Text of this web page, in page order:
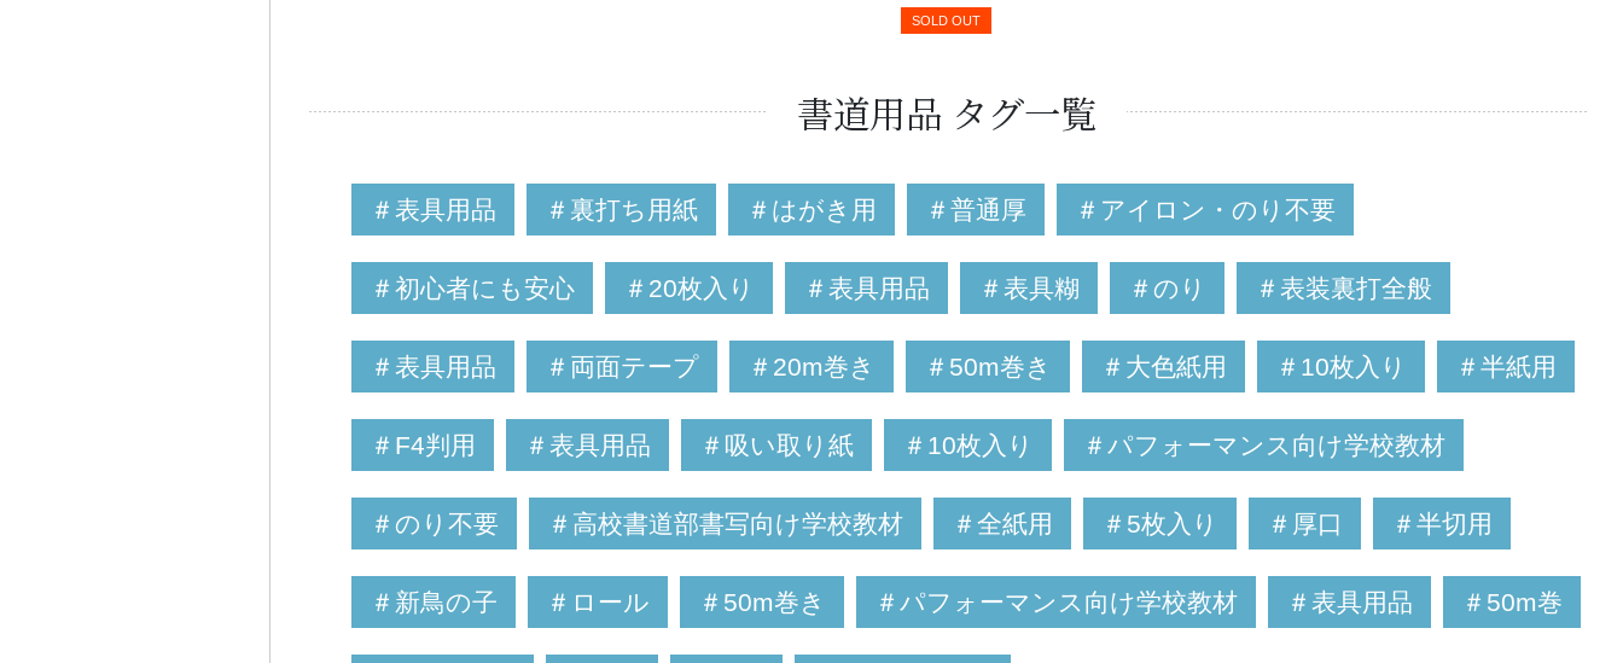
SOLD OUT
書道用品 タグ一覧
＃表具用品 ＃裏打ち用紙 ＃はがき用 ＃普通厚 ＃アイロン・のり不要
＃初心者にも安心 ＃20枚入り ＃表具用品 ＃表具糊 ＃のり ＃表装裏打全般
＃表具用品 ＃両面テープ ＃20m巻き ＃50m巻き ＃大色紙用 ＃10枚入り ＃半紙用
＃F4判用 ＃表具用品 ＃吸い取り紙 ＃10枚入り ＃パフォーマンス向け学校教材
＃のり不要 ＃高校書道部書写向け学校教材 ＃全紙用 ＃5枚入り ＃厚口 ＃半切用
＃新鳥の子 ＃ロール ＃50m巻き ＃パフォーマンス向け学校教材 ＃表具用品 ＃50m巻